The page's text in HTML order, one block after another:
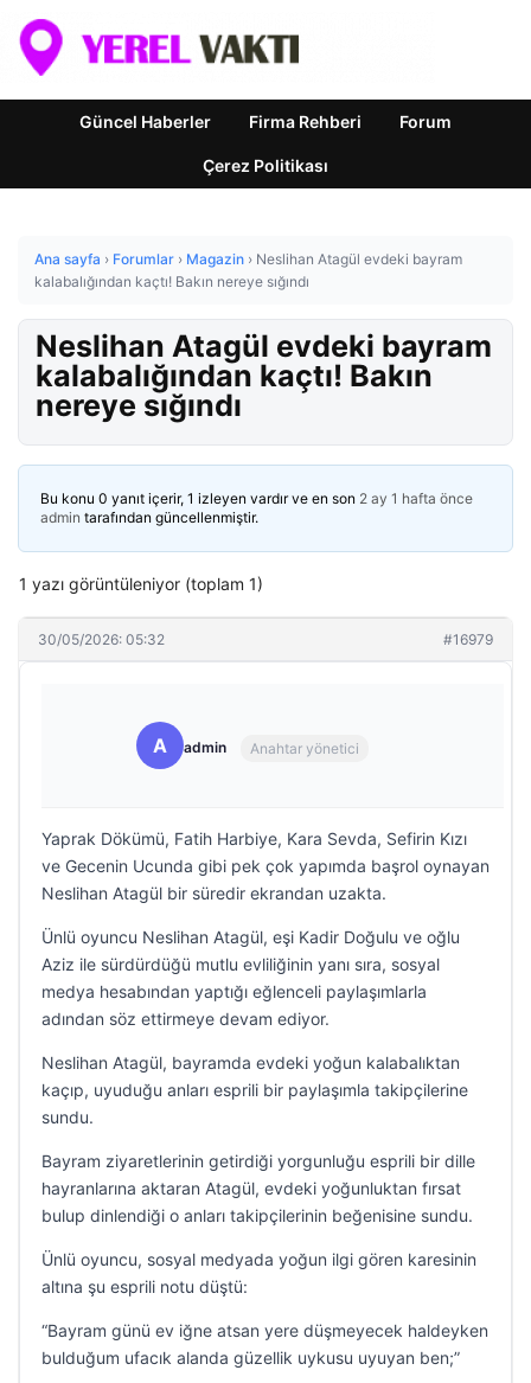
Güncel Haberler Firma Rehberi Forum
Çerez Politikası
Ana sayfa › Forumlar › Magazin › Neslihan Atagül evdeki bayram
kalabalığından kaçtı! Bakın nereye sığındı
Neslihan Atagül evdeki bayram
kalabalığından kaçtı! Bakın
nereye sığındı
Bu konu 0 yanıt içerir, 1 izleyen vardır ve en son 2 ay 1 hafta önce
admin tarafından güncellenmiştir.
1 yazı görüntüleniyor (toplam 1)
30/05/2026: 05:32 #16979
A admin Anahtar yönetici
Yaprak Dökümü, Fatih Harbiye, Kara Sevda, Sefirin Kızı
ve Gecenin Ucunda gibi pek çok yapımda başrol oynayan
Neslihan Atagül bir süredir ekrandan uzakta.
Ünlü oyuncu Neslihan Atagül, eşi Kadir Doğulu ve oğlu
Aziz ile sürdürdüğü mutlu evliliğinin yanı sıra, sosyal
medya hesabından yaptığı eğlenceli paylaşımlarla
adından söz ettirmeye devam ediyor.
Neslihan Atagül, bayramda evdeki yoğun kalabalıktan
kaçıp, uyuduğu anları esprili bir paylaşımla takipçilerine
sundu.
Bayram ziyaretlerinin getirdiği yorgunluğu esprili bir dille
hayranlarına aktaran Atagül, evdeki yoğunluktan fırsat
bulup dinlendiği o anları takipçilerinin beğenisine sundu.
Ünlü oyuncu, sosyal medyada yoğun ilgi gören karesinin
altına şu esprili notu düştü:
“Bayram günü ev iğne atsan yere düşmeyecek haldeyken
bulduğum ufacık alanda güzellik uykusu uyuyan ben;”